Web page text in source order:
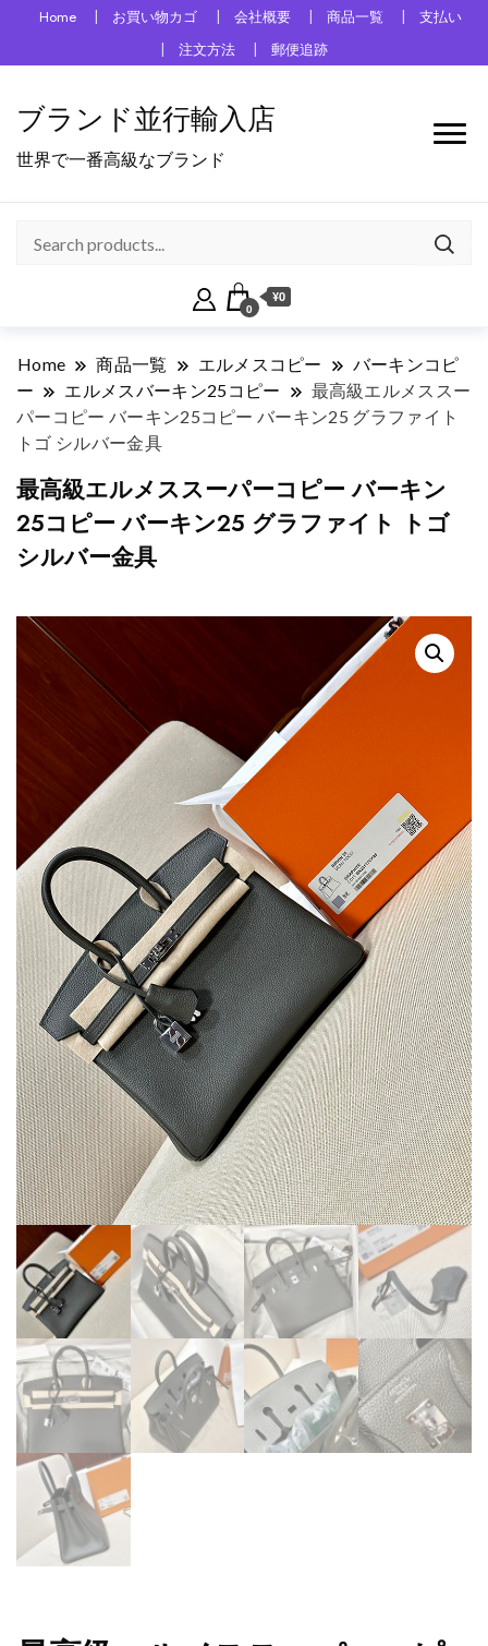
Home お買い物カゴ 会社概要 商品一覧
支払い
注文方法
郵便追跡
ブランド並行輸入店
世界で一番高級なブランド
0
¥0
Home 商品一覧 エルメスコピー
バーキンコピ
ー
エルメスバーキン25コピー
最高級エルメススー
パーコピー バーキン25コピー バーキン25 グラファイト
トゴ シルバー金具
最高級エルメススーパーコピー バーキン
25コピー バーキン25 グラファイト トゴ
シルバー金具